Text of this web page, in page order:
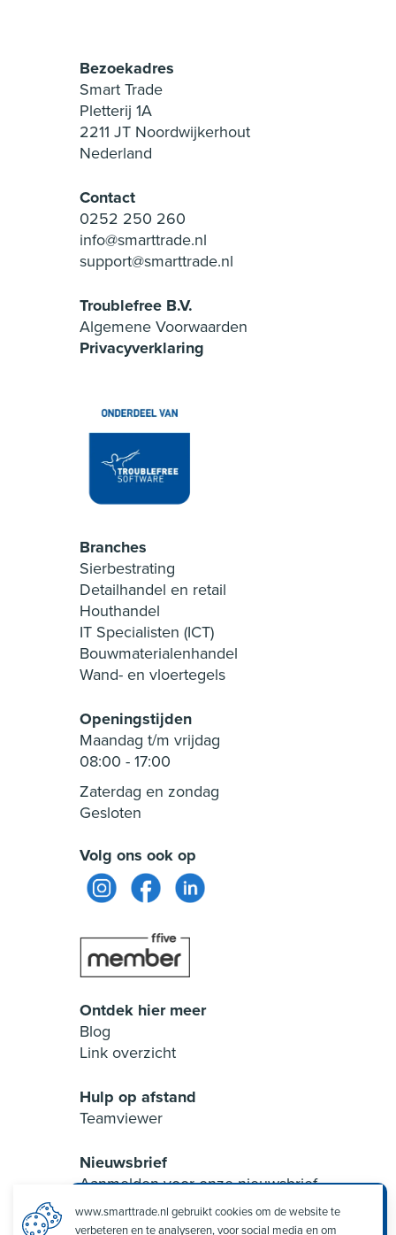
Bezoekadres
Smart Trade
Pletterij 1A
2211 JT Noordwijkerhout
Nederland
Contact
0252 250 260
info@smarttrade.nl
support@smarttrade.nl
Troublefree B.V.
Algemene Voorwaarden
Privacyverklaring
Branches
Sierbestrating
Detailhandel en retail
Houthandel
IT Specialisten (ICT)
Bouwmaterialenhandel
Wand- en vloertegels
Openingstijden
Maandag t/m vrijdag
08:00 - 17:00
Zaterdag en zondag
Gesloten
Volg ons ook op
Ontdek hier meer
Blog
Link overzicht
Hulp op afstand
Teamviewer
Nieuwsbrief
Aanmelden voor onze nieuwsbrief
Smart Trade Assistent
www.smarttrade.nl gebruikt cookies om de website te
verbeteren en te analyseren, voor social media en om